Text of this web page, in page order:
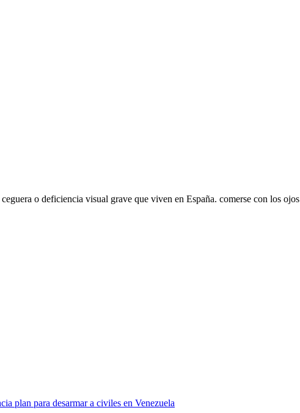
o deficiencia visual grave que viven en España. comerse con los ojos
plan para desarmar a civiles en Venezuela